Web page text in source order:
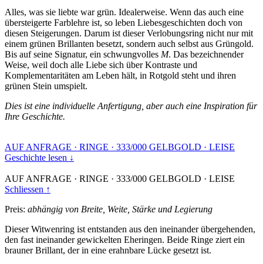
Alles, was sie liebte war grün. Idealerweise. Wenn das auch eine
übersteigerte Farblehre ist, so leben Liebesgeschichten doch von
diesen Steigerungen. Darum ist dieser Verlobungsring nicht nur mit
einem grünen Brillanten besetzt, sondern auch selbst aus Grüngold.
Bis auf seine Signatur, ein schwungvolles M. Das bezeichnender
Weise, weil doch alle Liebe sich über Kontraste und
Komplementaritäten am Leben hält, in Rotgold steht und ihren
grünen Stein umspielt.
Dies ist eine individuelle Anfertigung, aber auch eine Inspiration für
Ihre Geschichte.
AUF ANFRAGE · RINGE · 333/000 GELBGOLD · LEISE
Geschichte lesen ↓
AUF ANFRAGE · RINGE · 333/000 GELBGOLD · LEISE
Schliessen ↑
Preis: abhängig von Breite, Weite, Stärke und Legierung
Dieser Witwenring ist entstanden aus den ineinander übergehenden,
den fast ineinander gewickelten Eheringen. Beide Ringe ziert ein
brauner Brillant, der in eine erahnbare Lücke gesetzt ist.